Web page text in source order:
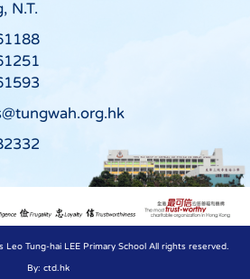
N.T.
Tung-hai LEE Primary School All rights reserved.
By: ctd.hk